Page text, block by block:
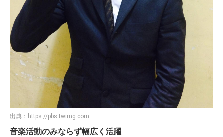
出典： https://pbs.twimg.com
音楽活動のみならず幅広く活躍